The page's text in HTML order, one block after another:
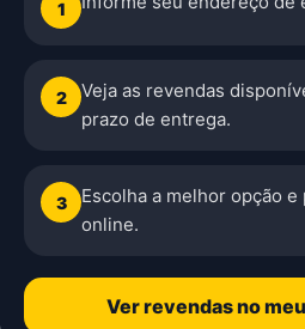
1
2
Veja as revendas
prazo de entrega.
3
Escolha a melhor opção e
online.
Ver revendas no